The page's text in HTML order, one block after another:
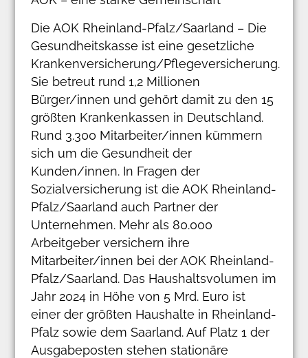
Die AOK Rheinland-Pfalz/Saarland – Die
Gesundheitskasse ist eine gesetzliche
Krankenversicherung/Pflegeversicherung.
Sie betreut rund 1,2 Millionen
Bürger/innen und gehört damit zu den 15
größten Krankenkassen in Deutschland.
Rund 3.300 Mitarbeiter/innen kümmern
sich um die Gesundheit der
Kunden/innen. In Fragen der
Sozialversicherung ist die AOK Rheinland-
Pfalz/Saarland auch Partner der
Unternehmen. Mehr als 80.000
Arbeitgeber versichern ihre
Mitarbeiter/innen bei der AOK Rheinland-
Pfalz/Saarland. Das Haushaltsvolumen im
Jahr 2024 in Höhe von 5 Mrd. Euro ist
einer der größten Haushalte in Rheinland-
Pfalz sowie dem Saarland. Auf Platz 1 der
Ausgabeposten stehen stationäre